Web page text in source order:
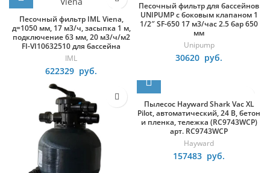
Песочный фильтр IML Viena,
д=1050 мм, 17 м3/ч, засыпка 1 м,
подключение 63 мм, 20 м3/ч/м2
FI-VI10632510 для бассейна
IML
622329 руб.
Песочный фильтр для бассейнов
UNIPUMP с боковым клапаном 1
1/2″ SF-650 17 м3/час 2.5 бар 650
мм
Unipump
30620 руб.
Пылесос Hayward Shark Vac XL
Pilot, автоматический, 24 В, бетон
и пленка, тележка (RC9743WCP)
арт. RC9743WCP
Hayward
157483 руб.